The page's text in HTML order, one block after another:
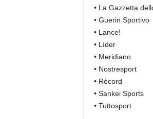
• La Gazzetta
• Guerin Sportivo
• Lance!
• Líder
• Meridiano
• Nostresport
• Récord
• Sankei Sports
• Tuttosport